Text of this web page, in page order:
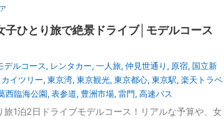
子ひとり旅で絶景ドライブ│モデルコース
デルコース, レンタカー, 一人旅, 仲見世通り , 原宿, 国立新
イツリー, 東京湾, 東京観光, 東京都心, 東京駅, 楽天トラベ
西臨海公園, 表参道, 豊洲市場, 雷門, 高速バス
1泊2日ドライブモデルコース！リアルな予算や、女